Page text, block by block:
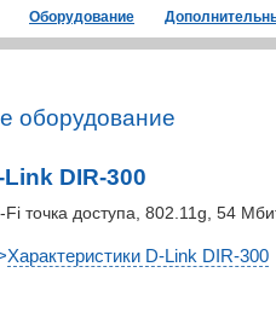
Оборудование
оборудование
Link DIR-300
Fi точка доступа, 802.11g, 54
Характеристики D-Link DIR-300